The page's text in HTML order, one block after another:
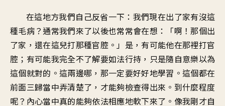
在這地方我們自己反省一下：我們現在出了家有沒這
種毛病？通常我們來了以後也常常會在想：「啊！那個出
了家，還在這兒打那種官腔。」是，有可能他在那裡打官
腔；有可能我完全不了解要如法行持，只是隨自意樂以為
這個就對的。這兩邊哪，那一定要好好地學習。這個都在
前面三歸當中弄清楚了，才能夠檢查得出來。到什麼程度
呢？內心當中真的能夠依法相應地軟下來了。像我剛才自